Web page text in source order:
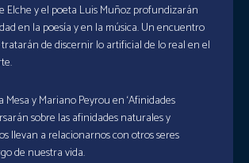
Elche y el poeta Luis Muñoz profundizarán
en la poesía y en la música. Un encuentro
de discernir lo artificial de lo real en el
Mesa y Mariano Peyrou en ‘Afinidades
sobre las afinidades naturales y
llevan a relacionarnos con otros seres
de nuestra vida.